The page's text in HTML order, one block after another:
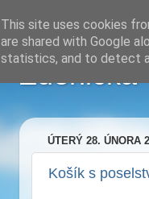
Zdenička
ÚTERÝ 28. ÚNORA
Košík s
This site uses cookies
are shared with Google
statistics, and to detect